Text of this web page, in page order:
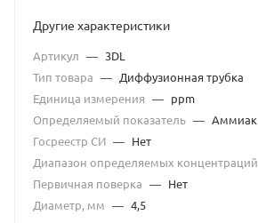
Другие характеристики
Артикул — 3DL
Тип товара — Диффузионная трубка
Единица измерения — ppm
Определяемый показатель — Аммиак
Госреестр СИ — Нет
Диапазон определяемых концентраций
Первичная поверка — Нет
Диаметр, мм — 4,5